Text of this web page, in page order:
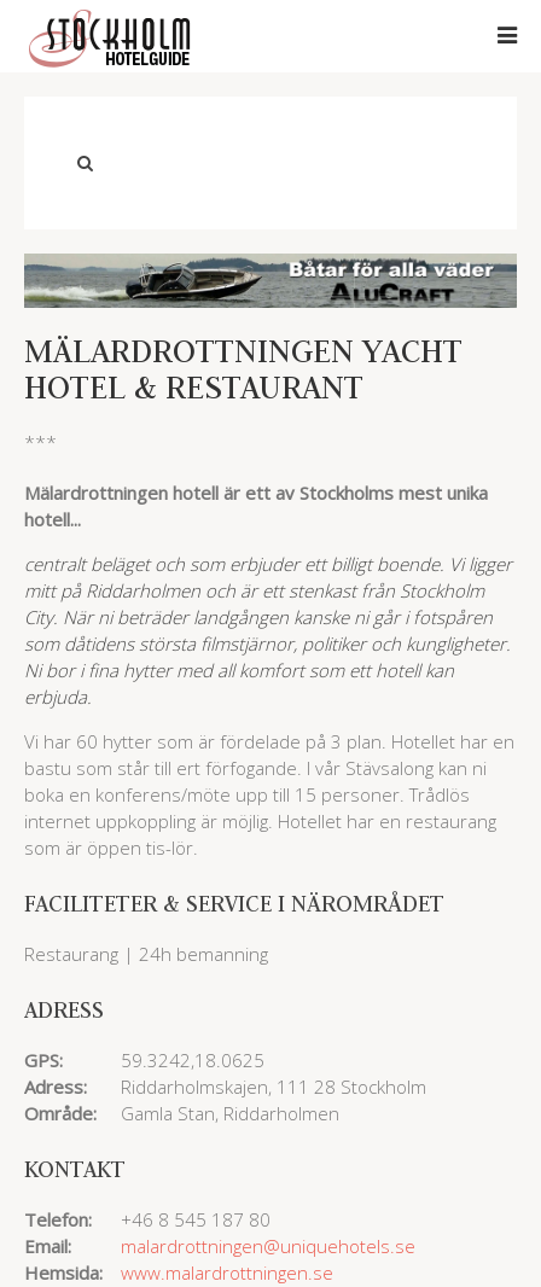
MÄLARDROTTNINGEN YACHT
HOTEL & RESTAURANT
***
Mälardrottningen hotell är ett av Stockholms mest unika
hotell...
centralt beläget och som erbjuder ett billigt boende. Vi ligger
mitt på Riddarholmen och är ett stenkast från Stockholm
City. När ni beträder landgången kanske ni går i fotspåren
som dåtidens största filmstjärnor, politiker och kungligheter.
Ni bor i fina hytter med all komfort som ett hotell kan
erbjuda.
Vi har 60 hytter som är fördelade på 3 plan. Hotellet har en
bastu som står till ert förfogande. I vår Stävsalong kan ni
boka en konferens/möte upp till 15 personer. Trådlös
internet uppkoppling är möjlig. Hotellet har en restaurang
som är öppen tis-lör.
FACILITETER & SERVICE I NÄROMRÅDET
Restaurang | 24h bemanning
ADRESS
GPS:
59.3242,18.0625
Adress:
Riddarholmskajen, 111 28 Stockholm
Område:
Gamla Stan, Riddarholmen
KONTAKT
Telefon:
+46 8 545 187 80
Email:
malardrottningen@uniquehotels.se
Hemsida:
www.malardrottningen.se